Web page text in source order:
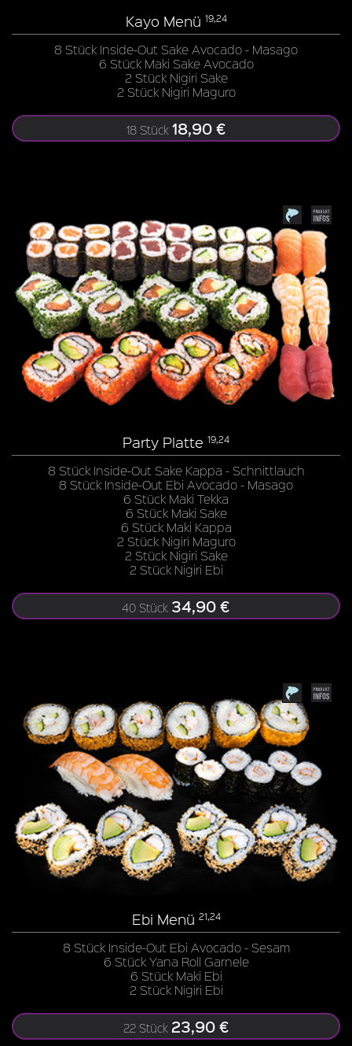
Kayo Menü 19,24
8 Stück Inside-Out Sake Avocado - Masago
6 Stück Maki Sake Avocado
2 Stück Nigiri Sake
2 Stück Nigiri Maguro
18 Stück 18,90 €
Party Platte 19,24
8 Stück Inside-Out Sake Kappa - Schnittlauch
8 Stück Inside-Out Ebi Avocado - Masago
6 Stück Maki Tekka
6 Stück Maki Sake
6 Stück Maki Kappa
2 Stück Nigiri Maguro
2 Stück Nigiri Sake
2 Stück Nigiri Ebi
40 Stück 34,90 €
Ebi Menü 21,24
8 Stück Inside-Out Ebi Avocado - Sesam
6 Stück Yana Roll Garnele
6 Stück Maki Ebi
2 Stück Nigiri Ebi
22 Stück 23,90 €